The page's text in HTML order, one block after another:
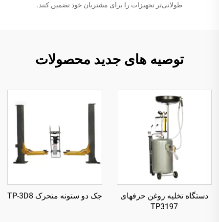
طولانی‌تر تجهیزات را برای مشتریان خود تضمین کنند.
توصیه های جدید محصولات
دستگاه تخلیه روغن حرفهای
TP3197
جک دو ستونه متحرک TP-3D8